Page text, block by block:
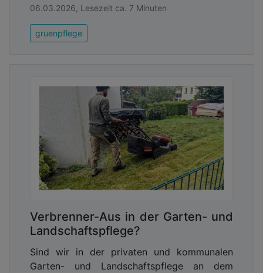
06.03.2026, Lesezeit ca. 7 Minuten
gruenpflege
Verbrenner-Aus in der Garten- und
Landschaftspflege?
Sind wir in der privaten und kommunalen
Garten- und Landschaftspflege an dem